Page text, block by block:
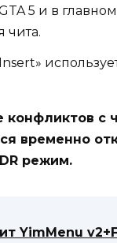
5 и в
чита.
конфликтов с
временно
режим.
YimMenu